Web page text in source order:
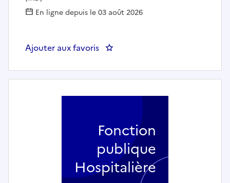
En ligne depuis le 03 août 2026
Ajouter aux favoris : Ingénieur(e) de Recherche-
Fonction
publique
Hospitalière